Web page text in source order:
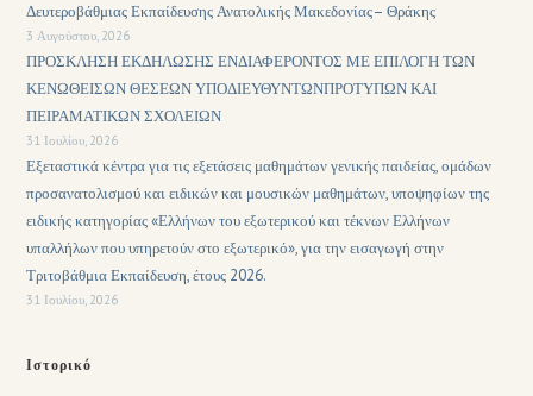
Δευτεροβάθμιας Εκπαίδευσης Ανατολικής Μακεδονίας– Θράκης
3 Αυγούστου, 2026
ΠΡΟΣΚΛΗΣΗ ΕΚΔΗΛΩΣΗΣ ΕΝΔΙΑΦΕΡΟΝΤΟΣ ΜΕ ΕΠΙΛΟΓΗ ΤΩΝ
ΚΕΝΩΘΕΙΣΩΝ ΘΕΣΕΩΝ ΥΠΟΔΙΕΥΘΥΝΤΩΝΠΡΟΤΥΠΩΝ ΚΑΙ
ΠΕΙΡΑΜΑΤΙΚΩΝ ΣΧΟΛΕΙΩΝ
31 Ιουλίου, 2026
Εξεταστικά κέντρα για τις εξετάσεις μαθημάτων γενικής παιδείας, ομάδων
προσανατολισμού και ειδικών και μουσικών μαθημάτων, υποψηφίων της
ειδικής κατηγορίας «Ελλήνων του εξωτερικού και τέκνων Ελλήνων
υπαλλήλων που υπηρετούν στο εξωτερικό», για την εισαγωγή στην
Τριτοβάθμια Εκπαίδευση, έτους 2026.
31 Ιουλίου, 2026
Ιστορικό